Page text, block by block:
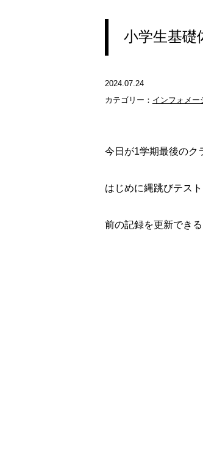
小学生基礎
2024.07.24
カテゴリー： インフォメー
今日が1学期最後のク
はじめに縄跳びテスト
前の記録を更新でき